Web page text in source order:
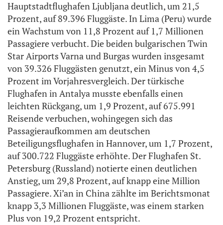
Hauptstadtflughafen Ljubljana deutlich, um 21,5
Prozent, auf 89.396 Fluggäste. In Lima (Peru) wurde
ein Wachstum von 11,8 Prozent auf 1,7 Millionen
Passagiere verbucht. Die beiden bulgarischen Twin
Star Airports Varna und Burgas wurden insgesamt
von 39.326 Fluggästen genutzt, ein Minus von 4,5
Prozent im Vorjahresvergleich. Der türkische
Flughafen in Antalya musste ebenfalls einen
leichten Rückgang, um 1,9 Prozent, auf 675.991
Reisende verbuchen, wohingegen sich das
Passagieraufkommen am deutschen
Beteiligungsflughafen in Hannover, um 1,7 Prozent,
auf 300.722 Fluggäste erhöhte. Der Flughafen St.
Petersburg (Russland) notierte einen deutlichen
Anstieg, um 29,8 Prozent, auf knapp eine Million
Passagiere. Xi’an in China zählte im Berichtsmonat
knapp 3,3 Millionen Fluggäste, was einem starken
Plus von 19,2 Prozent entspricht.